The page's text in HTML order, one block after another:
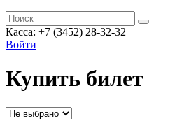
Касса: +7 (3452) 28-32-32
Войти
Купить билет